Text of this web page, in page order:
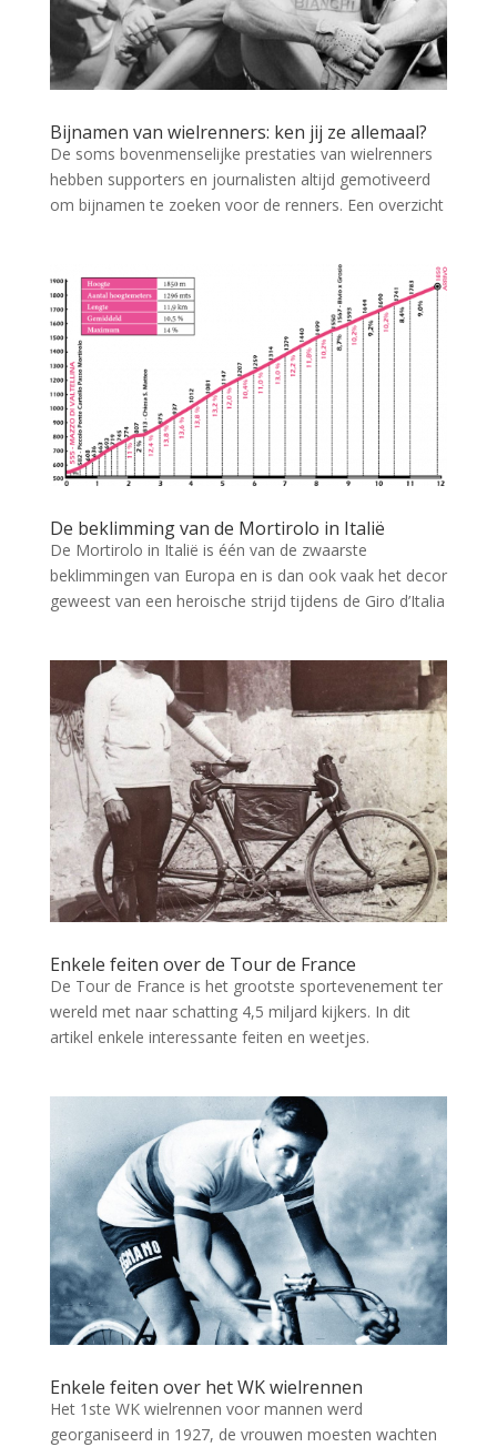
Bijnamen van wielrenners: ken jij ze allemaal?
De soms bovenmenselijke prestaties van wielrenners
hebben supporters en journalisten altijd gemotiveerd
om bijnamen te zoeken voor de renners. Een overzicht
De beklimming van de Mortirolo in Italië
De Mortirolo in Italië is één van de zwaarste
beklimmingen van Europa en is dan ook vaak het decor
geweest van een heroische strijd tijdens de Giro d’Italia
Enkele feiten over de Tour de France
De Tour de France is het grootste sportevenement ter
wereld met naar schatting 4,5 miljard kijkers. In dit
artikel enkele interessante feiten en weetjes.
Enkele feiten over het WK wielrennen
Het 1ste WK wielrennen voor mannen werd
georganiseerd in 1927, de vrouwen moesten wachten